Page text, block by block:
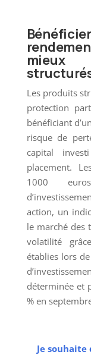
mieux
Les produits
protection
bénéficiant
risque de
capital
placement.
1000
action, un
le marché des
volatilité
établies lors
déterminée et
% en
Je